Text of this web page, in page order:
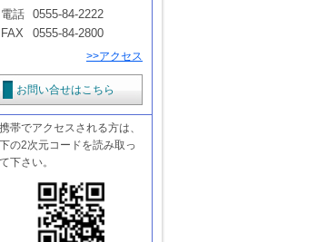
電話 0555-84-2222
FAX
0555-84-2800
>>アクセス
お問い合せはこちら
携帯でアクセスされる方は、
下の2次元コードを読み取っ
て下さい。